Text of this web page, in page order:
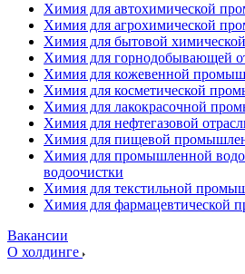
Химия для автохимической
Химия для агрохимической
Химия для бытовой
Химия для горнодобывающей
Химия для кожевенной
Химия для косметической
Химия для лакокрасочной
Химия для нефтегазовой
Химия для пищевой
Химия для промышленной
водоочистки
Химия для текстильной
Химия для фармацевтической
Вакансии
О холдинге